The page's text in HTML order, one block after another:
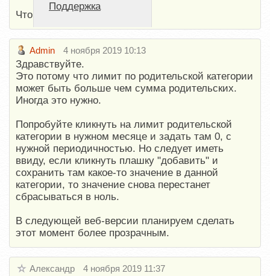
Поддержка
Что я делаю не так??
Admin 4 ноября 2019 10:13
Здравствуйте.
Это потому что лимит по родительской категории
может быть больше чем сумма родительских.
Иногда это нужно.
Попробуйте кликнуть на лимит родительской
категории в нужном месяце и задать там 0, с
нужной периодичностью. Но следует иметь
ввиду, если кликнуть плашку "добавить" и
сохранить там какое-то значение в данной
категории, то значение снова перестанет
сбрасываться в ноль.
В следующей веб-версии планируем сделать
этот момент более прозрачным.
Александр 4 ноября 2019 11:37